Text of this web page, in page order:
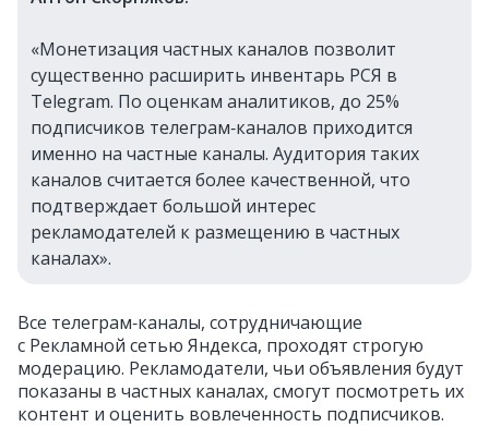
«Монетизация частных каналов позволит
существенно расширить инвентарь РСЯ в
Telegram. По оценкам аналитиков, до 25%
подписчиков телеграм‑каналов приходится
именно на частные каналы. Аудитория таких
каналов считается более качественной, что
подтверждает большой интерес
рекламодателей к размещению в частных
каналах».
Все телеграм‑каналы, сотрудничающие
с Рекламной сетью Яндекса, проходят строгую
модерацию. Рекламодатели, чьи объявления будут
показаны в частных каналах, смогут посмотреть их
контент и оценить вовлеченность подписчиков.